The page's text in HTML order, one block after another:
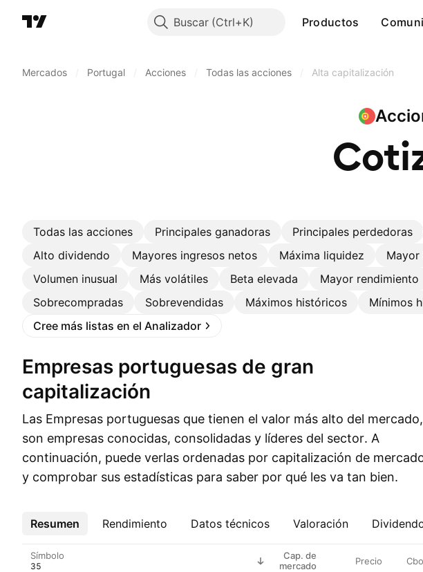
Buscar Productos
Mercados Portugal Acciones Todas las acciones Alta capitalización
Todas las acciones Principales ganadoras Principales perdedoras
Alto dividendo
Mayores ingresos netos Máxima liquidez
Volumen inusual
Más volátiles Beta elevada Mayor rendimiento
Sobrecompradas
Sobrevendidas Máximos históricos Mínimos
Cree más listas en el Analizador
Empresas portuguesas de gran
capitalización
Las Empresas portuguesas que tienen el valor más alto del mercado,
son empresas conocidas, consolidadas y líderes del sector. A
continuación, puede verlas ordenadas por capitalización de
y comprobar sus estadísticas para saber por qué les va tan bien.
Resumen Rendimiento Datos técnicos Valoración
Más
Símbolo
Cap. de
mercado
Precio